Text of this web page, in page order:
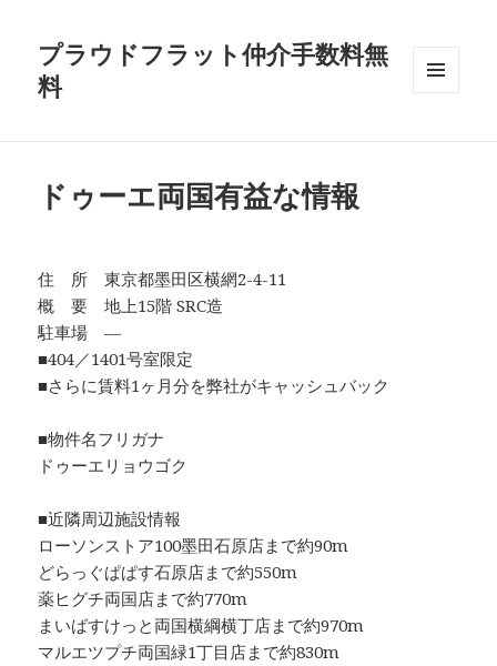
プラウドフラット仲介手数料無
料
ドゥーエ両国有益な情報
住 所 東京都墨田区横網2-4-11
概 要 地上15階 SRC造
駐車場 ―
■404／1401号室限定
■さらに賃料1ヶ月分を弊社がキャッシュバック
■物件名フリガナ
ドゥーエリョウゴク
■近隣周辺施設情報
ローソンストア100墨田石原店まで約90m
どらっぐぱぱす石原店まで約550m
薬ヒグチ両国店まで約770m
まいばすけっと両国横綱横丁店まで約970m
マルエツプチ両国緑1丁目店まで約830m